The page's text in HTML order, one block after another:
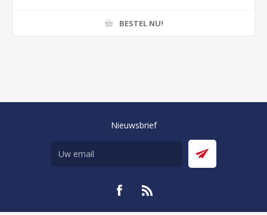
BESTEL NU!
Nieuwsbrief